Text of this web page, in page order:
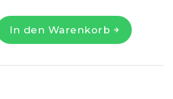
In den Warenkorb